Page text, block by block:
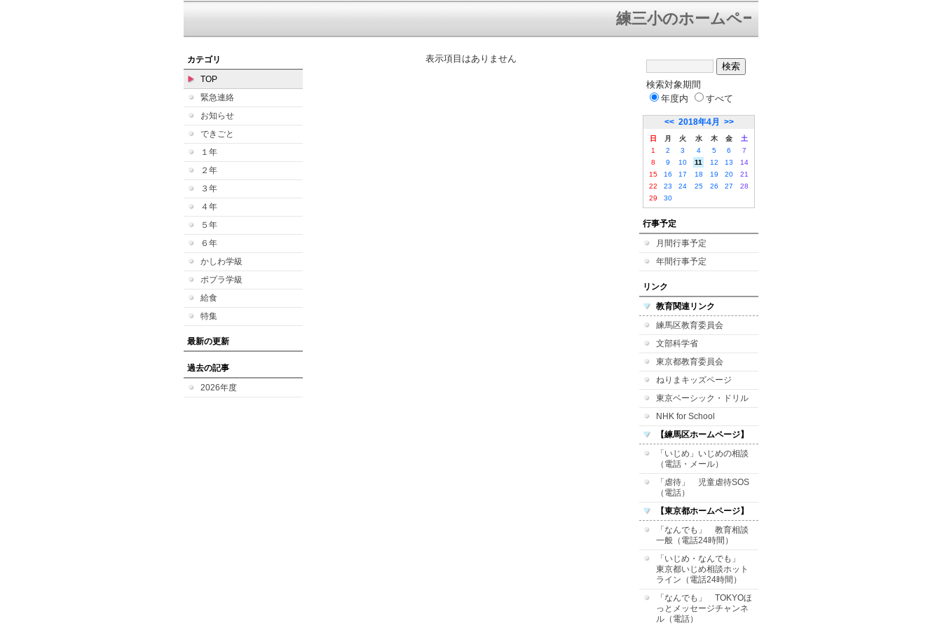
練三小のホームページにようこそ。下は「学
カテゴリ
TOP
緊急連絡
お知らせ
できごと
１年
２年
３年
４年
５年
６年
かしわ学級
ポプラ学級
給食
特集
最新の更新
過去の記事
2026年度
表示項目はありません
検索対象期間
年度内
すべて
<< 2018年4月 >>
日 月 火 水 木 金
土
1
2 3 4 5 6
7
8
9 10 11 12 13
14
15
16 17 18 19 20
21
22
23 24 25 26 27
28
29
30
行事予定
月間行事予定
年間行事予定
リンク
教育関連リンク
練馬区教育委員会
文部科学省
東京都教育委員会
ねりまキッズページ
東京ベーシック・ドリル
NHK for School
【練馬区ホームページ】
「いじめ」いじめの相談
（電話・メール）
「虐待」 児童虐待SOS
（電話）
【東京都ホームページ】
「なんでも」 教育相談
一般（電話24時間）
「いじめ・なんでも」
東京都いじめ相談ホット
ライン（電話24時間）
「なんでも」 TOKYOほ
っとメッセージチャンネ
ル（電話）